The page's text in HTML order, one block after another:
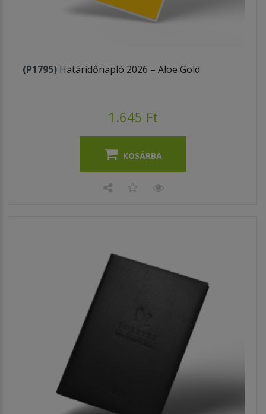
(P1795) Határidőnapló 2026 – Aloe Gold
1.645 Ft
KOSÁRBA